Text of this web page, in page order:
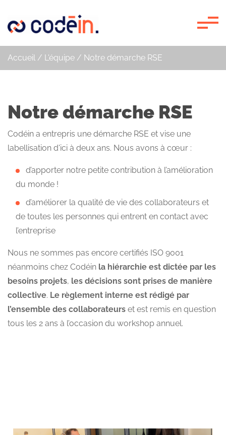
Accueil / L'équipe / Notre démarche RSE
Notre démarche RSE
Codéin a entrepris une démarche RSE et vise une
labellisation d'ici à deux ans. Nous avons à cœur :
d’apporter notre petite contribution à l’amélioration
du monde !
d’améliorer la qualité de vie des collaborateurs et
de toutes les personnes qui entrent en contact avec
l’entreprise
Nous ne sommes pas encore certifiés ISO 9001
néanmoins chez Codéin la hiérarchie est dictée par les
besoins projets, les décisions sont prises de manière
collective. Le règlement interne est rédigé par
l’ensemble des collaborateurs et est remis en question
tous les 2 ans à l’occasion du workshop annuel.